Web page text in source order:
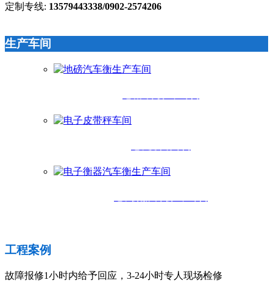
定制专线: 13579443338/0902-2574206
生产车间
工程案例
故障报修1小时内给予回应，3-24小时专人现场检修